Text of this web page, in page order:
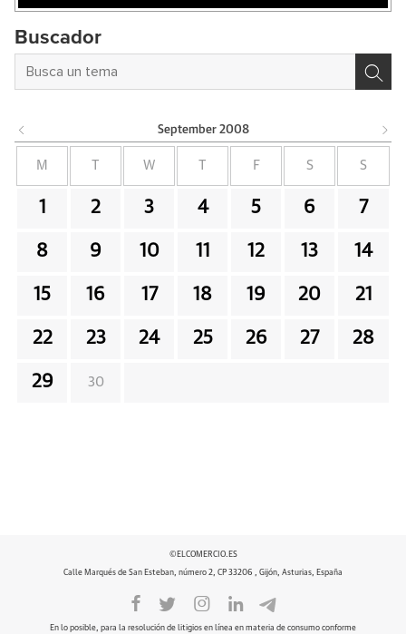
Buscador
September 2008
M W F S S
1 2 3 4 5 6 7
8 9 10 11 12 13 14
15 16 17 18 19 20 21
22 23 24 25 26 27 28
29 30
©ELCOMERCIO.ES
Calle Marqués de San Esteban, número 2, CP 33206 , Gijón, Asturias, España
En lo posible, para la resolución de litigios en línea en materia de consumo conforme